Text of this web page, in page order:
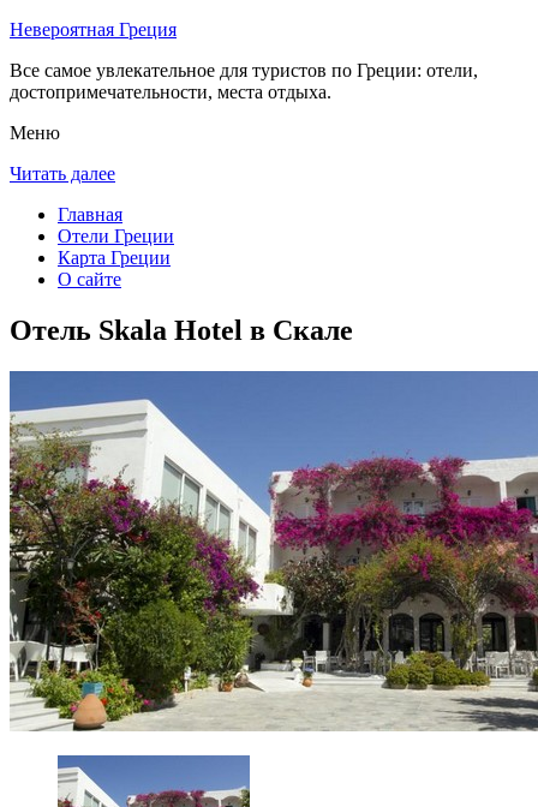
Невероятная Греция
Все самое увлекательное для туристов по Греции: отели,
достопримечательности, места отдыха.
Меню
Читать далее
Главная
Отели Греции
Карта Греции
О сайте
Отель Skala Hotel в Скале